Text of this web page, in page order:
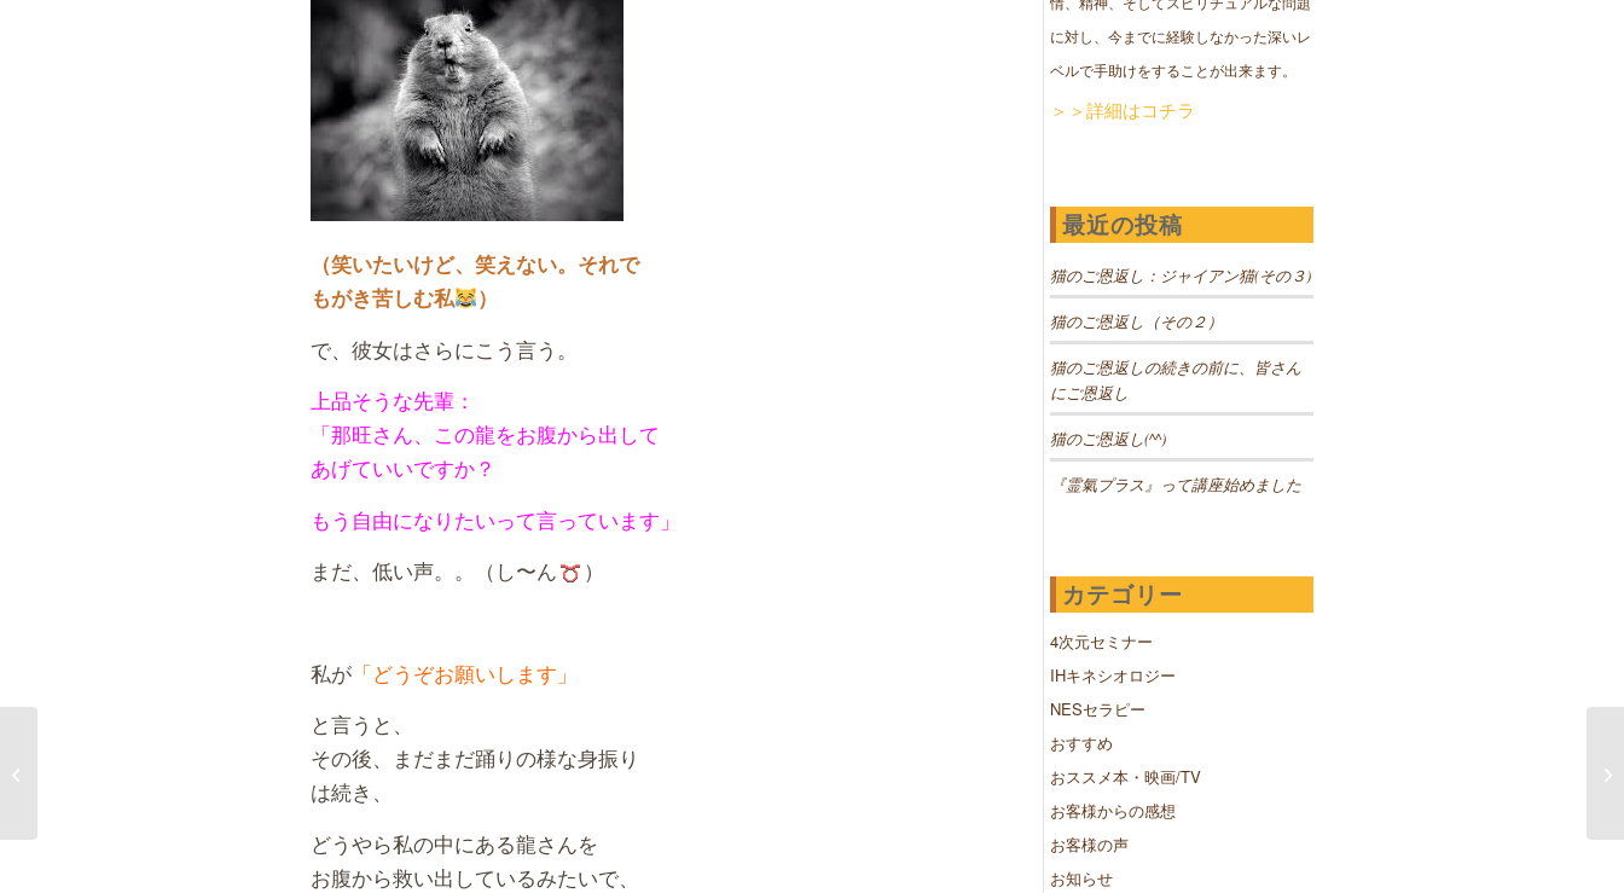
（笑いたいけど、笑えない。それで
もがき苦しむ私
）
で、彼女はさらにこう言う。
上品そうな先輩：
「那旺さん、この龍をお腹から出して
あげていいですか？
もう自由になりたいって言っています」
まだ、低い声。。（し〜ん
）
私が 「どうぞお願いします」
と言うと、
その後、まだまだ踊りの様な身振り
は続き、
どうやら私の中にある龍さんを
お腹から救い出しているみたいで、
に対し、今までに経験しなかった深いレ
ベルで手助けをすることが出来ます。
＞＞詳細はコチラ
最近の投稿
猫のご恩返し：ジャイアン猫(その３)
猫のご恩返し（その２）
猫のご恩返しの続きの前に、皆さん
にご恩返し
猫のご恩返し(^^)
『霊氣プラス』って講座始めました
カテゴリー
4次元セミナー
IHキネシオロジー
NESセラピー
おすすめ
おススメ本・映画/TV
お客様からの感想
お客様の声
お知らせ